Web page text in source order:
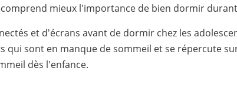
comprend mieux l'importance de bien dormir
et d'écrans avant de dormir chez les
qui sont en manque de sommeil et se répercute
dès l'enfance.